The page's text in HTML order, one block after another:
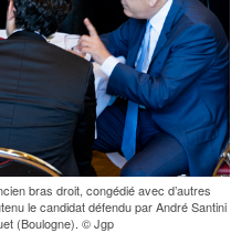
bras droit, congédié avec d’autres
le candidat défendu par André Santini
(Boulogne). © Jgp